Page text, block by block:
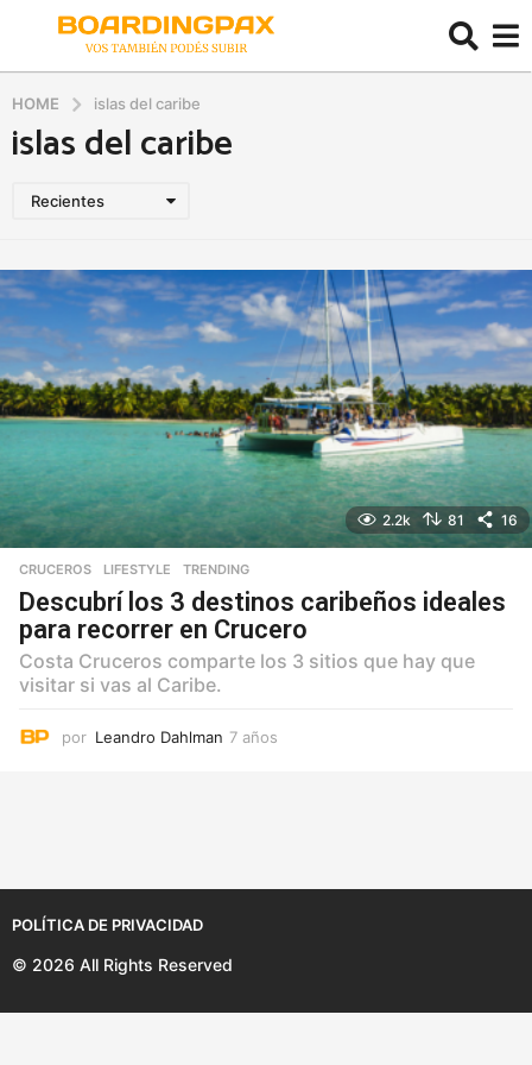
HOME islas del caribe
islas del caribe
Recientes
2.2k 81 16
CRUCEROS ,LIFESTYLE ,TRENDING
Descubrí los 3 destinos caribeños ideales
para recorrer en Crucero
Costa Cruceros comparte los 3 sitios que hay que
visitar si vas al Caribe.
por Leandro Dahlman 7 años
POLÍTICA DE PRIVACIDAD
© 2026 All Rights Reserved